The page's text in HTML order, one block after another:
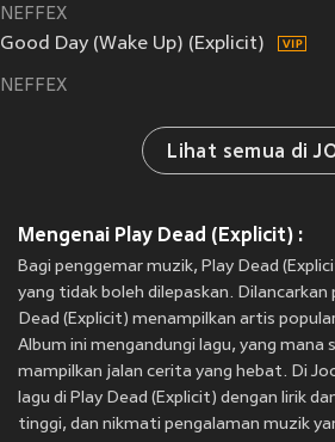
NEFFEX
Good Day (Wake Up) (Explicit)
NEFFEX
Lihat semua di
Mengenai Play Dead (Explicit) :
Bagi penggemar muzik, Play Dead
yang tidak boleh dilepaskan. Dilancarkan
Dead (Explicit) menampilkan artis
Album ini mengandungi lagu, yang mana
mampilkan jalan cerita yang hebat. Di
lagu di Play Dead (Explicit) dengan lirik
tinggi, dan nikmati pengalaman muzik